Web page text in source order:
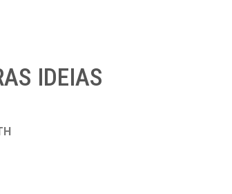
IDEIAS